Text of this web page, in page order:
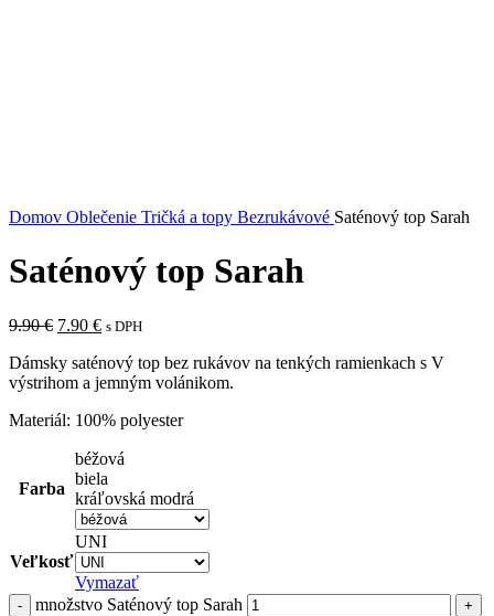
Domov Oblečenie Tričká a topy Bezrukávové Saténový top Sarah
Saténový top Sarah
9.90€ 7.90 € s DPH
Dámsky saténový top bez rukávov na tenkých ramienkach s V
výstrihom a jemným volánikom.
Materiál: 100% polyester
Farba
béžová
biela
kráľovská modrá
Veľkosť
UNI
Vymazať
množstvo Saténový top Sarah